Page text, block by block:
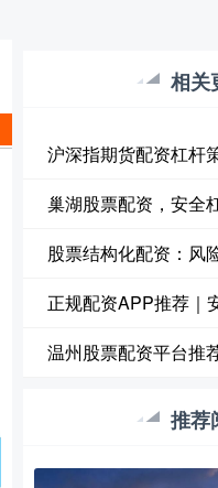
相关
沪深指期货配资杠杆
巢湖股票配资，安全
股票结构化配资：风
正规配资APP推荐｜
温州股票配资平台推
推荐